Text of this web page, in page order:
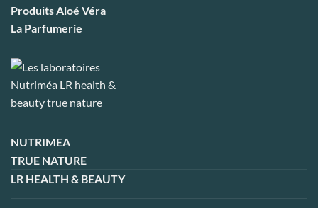
Produits Aloé Véra
La Parfumerie
NUTRIMEA
TRUE NATURE
LR HEALTH & BEAUTY